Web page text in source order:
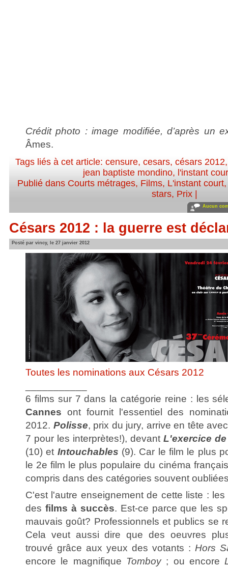
Crédit photo : image modifiée, d’après un
Âmes.
Tags liés à cet article:censure,cesars,césars 2012
jean baptiste mondino, l'instant
Publié dans Courts métrages, Films, L'instant court
stars, Prix
Aucun
Césars 2012 : la guerre est
Posté par vincy, le 27 janvier 2012
Toutes les nominations aux Césars 2012
6 films sur 7 dans la catégorie reine : les
Cannes ont fournit l'essentiel des
2012. Polisse, prix du jury, arrive en tête
7 pour les interprètes!), devant L'exercice
(10) et Intouchables (9). Car le film le plus
le 2e film le plus populaire du cinéma
compris dans des catégories souvent
C'est l'autre enseignement de cette liste :
des films à succès. Est-ce parce que les
mauvais goût? Professionnels et publics se
Cela veut aussi dire que des oeuvres
trouvé grâce aux yeux des votants : Hors
encore le magnifique Tomboy; ou encore